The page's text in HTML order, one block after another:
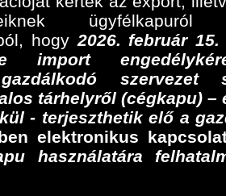
ügyfélkapuról
hogy 2026. február
import
szervezet
tárhelyről (cégkapu) –
- terjeszthetik elő a
elektronikus
használatára